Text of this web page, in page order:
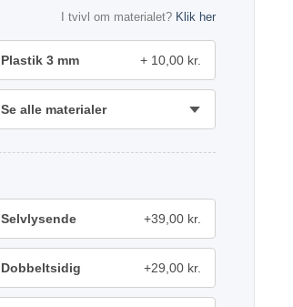
I tvivl om materialet? Klik her
Plastik 3 mm 10,00 kr.
Se alle materialer
Selvlysende +39,00 kr.
Dobbeltsidig +29,00 kr.